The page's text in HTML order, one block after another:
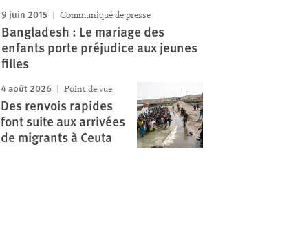
9 juin 2015 Communiqué de presse
Bangladesh : Le mariage des
enfants porte préjudice aux jeunes
filles
4 août 2026 Point de vue
Des renvois rapides
font suite aux arrivées
de migrants à Ceuta